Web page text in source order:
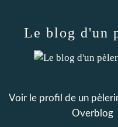
Le blog d'un
Voir le profil de un
Overblog